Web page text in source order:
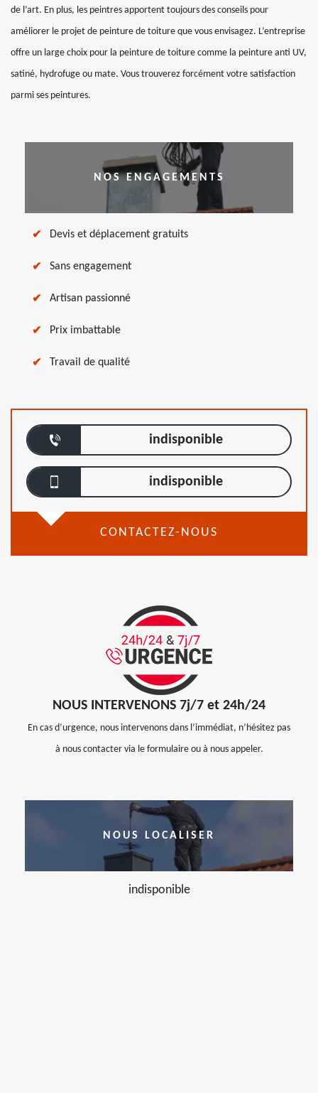
de l’art. En plus, les peintres apportent toujours des conseils pour
améliorer le projet de peinture de toiture que vous envisagez. L’entreprise
offre un large choix pour la peinture de toiture comme la peinture anti UV,
satiné, hydrofuge ou mate. Vous trouverez forcément votre satisfaction
parmi ses peintures.
NOS ENGAGEMENTS
Devis et déplacement gratuits
Sans engagement
Artisan passionné
Prix imbattable
Travail de qualité
indisponible
indisponible
CONTACTEZ-NOUS
NOUS INTERVENONS 7j/7 et 24h/24
En cas d’urgence, nous intervenons dans l’immédiat, n’hésitez pas
à nous contacter via le formulaire ou à nous appeler.
NOUS LOCALISER
indisponible